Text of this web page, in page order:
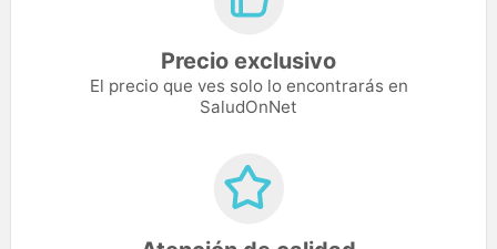
Precio exclusivo
El precio que ves solo lo encontrarás en
SaludOnNet